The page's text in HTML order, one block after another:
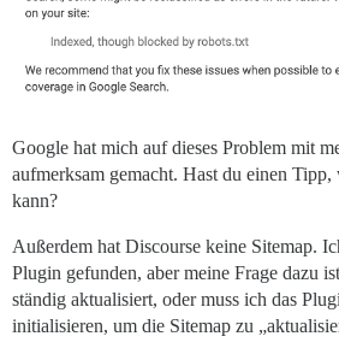
Google hat mich auf dieses Problem mit
aufmerksam gemacht. Hast du einen Tipp,
kann?
Außerdem hat Discourse keine Sitemap.
Plugin gefunden, aber meine Frage dazu
ständig aktualisiert, oder muss ich das
initialisieren, um die Sitemap zu